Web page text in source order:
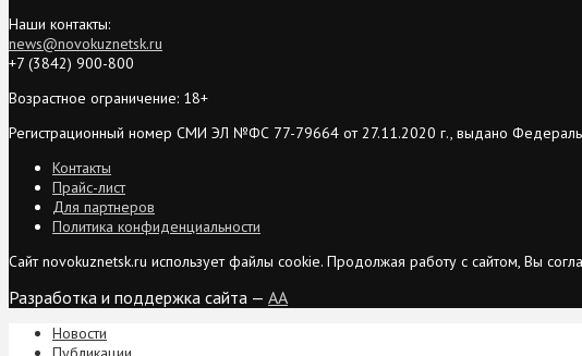
Наши контакты:
news@novokuznetsk.ru
+7 (3842) 900-800
Возрастное ограничение: 18+
Регистрационный номер СМИ ЭЛ №ФС 77-79664 от 27.11.2020 г., выдано
Контакты
Прайс-лист
Для партнеров
Политика конфиденциальности
Сайт novokuznetsk.ru использует файлы cookie. Продолжая работу с сайтом, Вы
Разработка и поддержка сайта — AA
Новости